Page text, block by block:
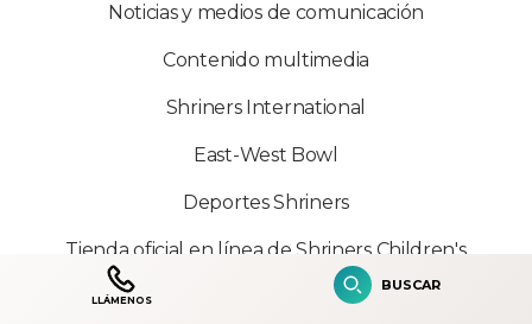
Noticias y medios de comunicación
Contenido multimedia
Shriners International
East-West Bowl
Deportes Shriners
Tienda oficial en línea de Shriners Children's
LLÁMENOS
BUSCAR